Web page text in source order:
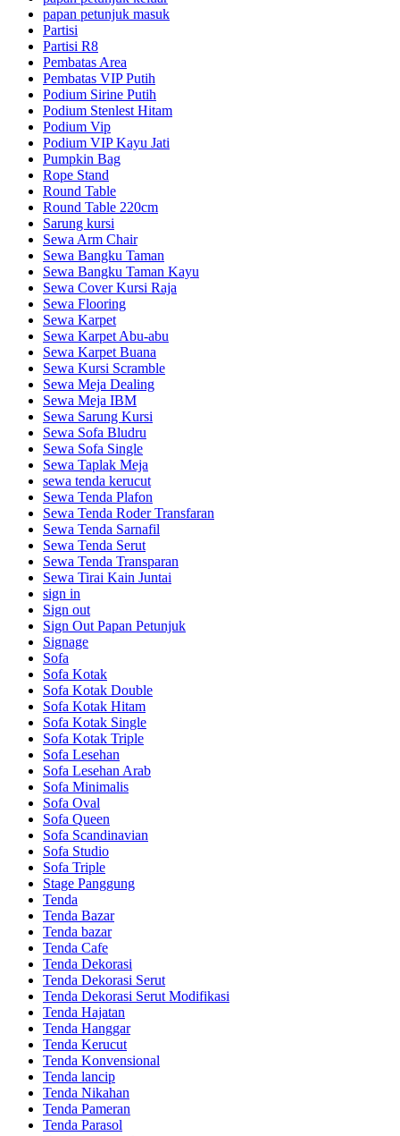
papan petunjuk masuk
Partisi
Partisi R8
Pembatas Area
Pembatas VIP Putih
Podium Sirine Putih
Podium Stenlest Hitam
Podium Vip
Podium VIP Kayu Jati
Pumpkin Bag
Rope Stand
Round Table
Round Table 220cm
Sarung kursi
Sewa Arm Chair
Sewa Bangku Taman
Sewa Bangku Taman Kayu
Sewa Cover Kursi Raja
Sewa Flooring
Sewa Karpet
Sewa Karpet Abu-abu
Sewa Karpet Buana
Sewa Kursi Scramble
Sewa Meja Dealing
Sewa Meja IBM
Sewa Sarung Kursi
Sewa Sofa Bludru
Sewa Sofa Single
Sewa Taplak Meja
sewa tenda kerucut
Sewa Tenda Plafon
Sewa Tenda Roder Transfaran
Sewa Tenda Sarnafil
Sewa Tenda Serut
Sewa Tenda Transparan
Sewa Tirai Kain Juntai
sign in
Sign out
Sign Out Papan Petunjuk
Signage
Sofa
Sofa Kotak
Sofa Kotak Double
Sofa Kotak Hitam
Sofa Kotak Single
Sofa Kotak Triple
Sofa Lesehan
Sofa Lesehan Arab
Sofa Minimalis
Sofa Oval
Sofa Queen
Sofa Scandinavian
Sofa Studio
Sofa Triple
Stage Panggung
Tenda
Tenda Bazar
Tenda bazar
Tenda Cafe
Tenda Dekorasi
Tenda Dekorasi Serut
Tenda Dekorasi Serut Modifikasi
Tenda Hajatan
Tenda Hanggar
Tenda Kerucut
Tenda Konvensional
Tenda lancip
Tenda Nikahan
Tenda Pameran
Tenda Parasol